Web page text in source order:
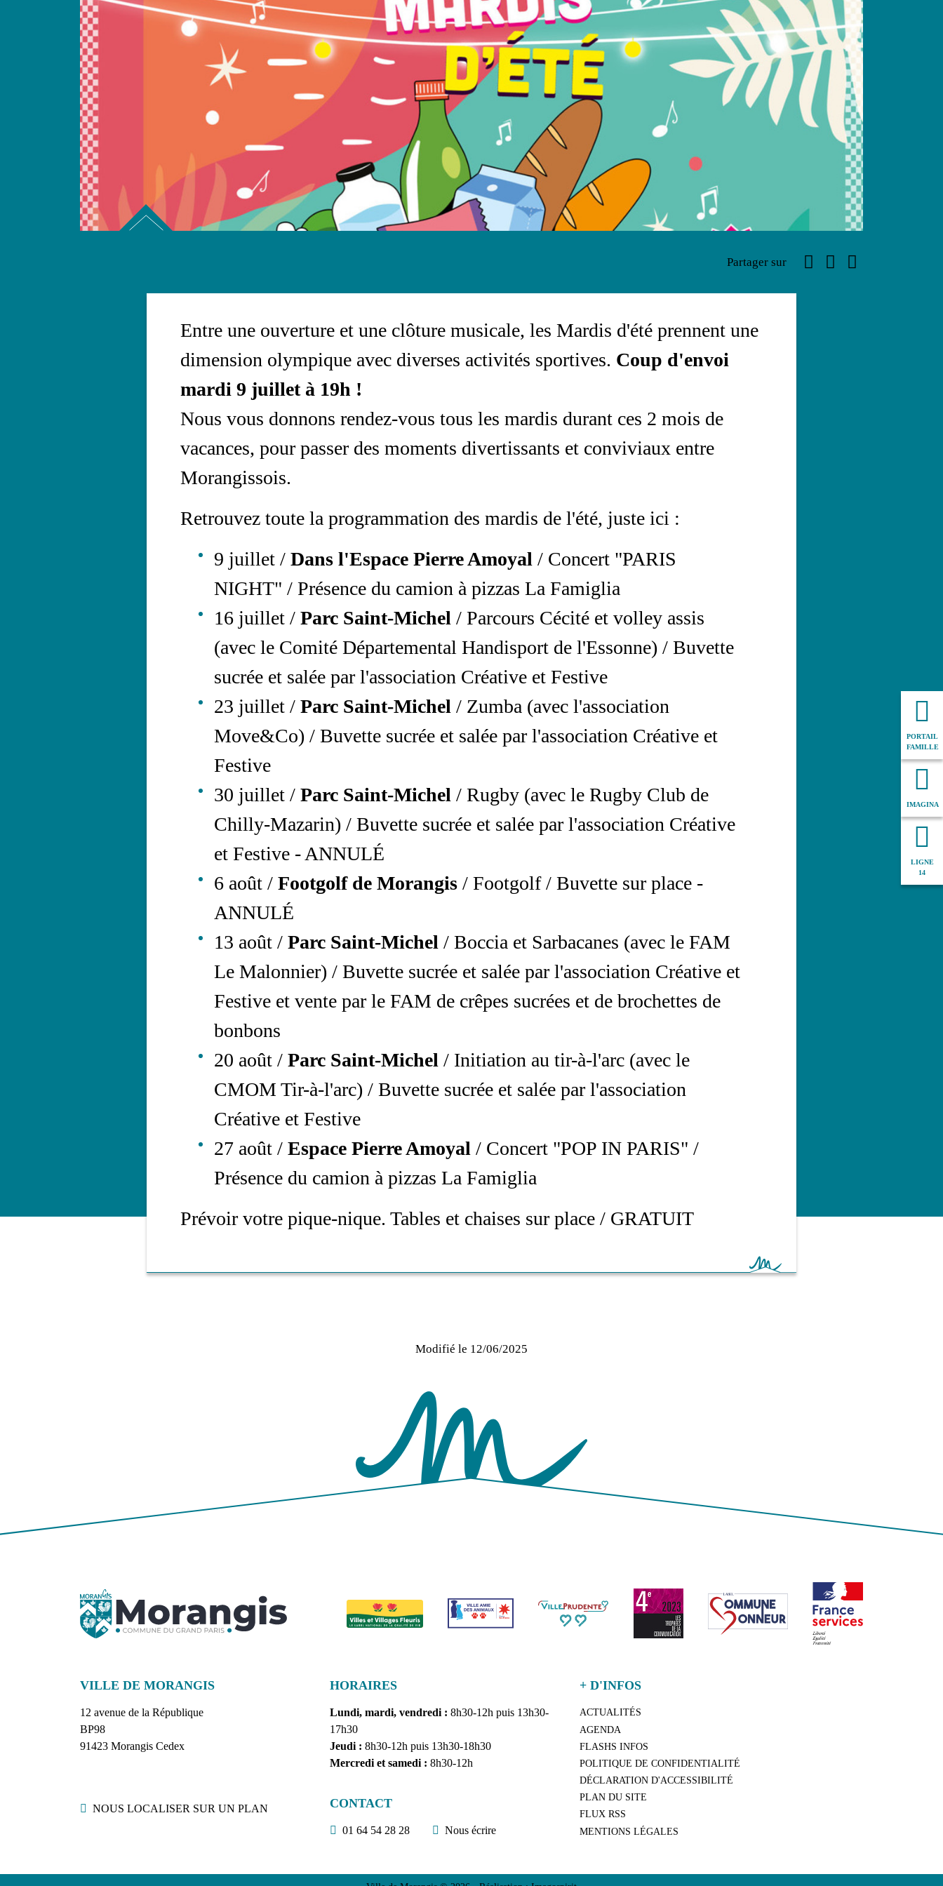
PORTAIL
FAMILLE
IMAGINA
LIGNE
14
Partager sur
FacebookLinkedin
Email
Entre une ouverture et une clôture musicale, les Mardis d'été prennent une
dimension olympique avec diverses activités sportives. Coup d'envoi
mardi 9 juillet à 19h !
Nous vous donnons rendez-vous tous les mardis durant ces 2 mois de
vacances, pour passer des moments divertissants et conviviaux entre
Morangissois.
Retrouvez toute la programmation des mardis de l'été, juste ici :
9 juillet / Dans l'Espace Pierre Amoyal / Concert "PARIS
NIGHT" / Présence du camion à pizzas La Famiglia
16 juillet / Parc Saint-Michel / Parcours Cécité et volley assis
(avec le Comité Départemental Handisport de l'Essonne) / Buvette
sucrée et salée par l'association Créative et Festive
23 juillet / Parc Saint-Michel / Zumba (avec l'association
Move&Co) / Buvette sucrée et salée par l'association Créative et
Festive
30 juillet / Parc Saint-Michel / Rugby (avec le Rugby Club de
Chilly-Mazarin) / Buvette sucrée et salée par l'association Créative
et Festive - ANNULÉ
6 août / Footgolf de Morangis / Footgolf / Buvette sur place -
ANNULÉ
13 août / Parc Saint-Michel / Boccia et Sarbacanes (avec le FAM
Le Malonnier) / Buvette sucrée et salée par l'association Créative et
Festive et vente par le FAM de crêpes sucrées et de brochettes de
bonbons
20 août / Parc Saint-Michel / Initiation au tir-à-l'arc (avec le
CMOM Tir-à-l'arc) / Buvette sucrée et salée par l'association
Créative et Festive
27 août / Espace Pierre Amoyal / Concert "POP IN PARIS" /
Présence du camion à pizzas La Famiglia
Prévoir votre pique-nique. Tables et chaises sur place / GRATUIT
Modifié le 12/06/2025
VILLE DE MORANGIS
12 avenue de la République
BP98
91423 Morangis Cedex
Localisation
NOUS LOCALISER SUR UN PLAN
HORAIRES
Lundi, mardi, vendredi : 8h30-12h puis 13h30-
17h30
Jeudi : 8h30-12h puis 13h30-18h30
Mercredi et samedi : 8h30-12h
CONTACT
01 64 54 28 28 Nous écrire
+ D'INFOS
ACTUALITÉS
AGENDA
FLASHS INFOS
POLITIQUE DE CONFIDENTIALITÉ
DÉCLARATION D'ACCESSIBILITÉ
PLAN DU SITE
FLUX RSS
MENTIONS LÉGALES